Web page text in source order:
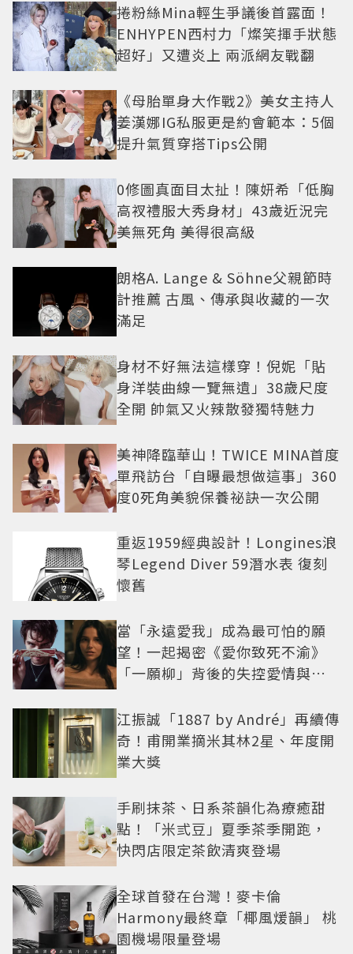
捲粉絲Mina輕生爭議後首露面！
ENHYPEN西村力「燦笑揮手狀態
超好」又遭炎上 兩派網友戰翻
《母胎單身大作戰2》美女主持人
姜漢娜IG私服更是約會範本：5個
提升氣質穿搭Tips公開
0修圖真面目太扯！陳妍希「低胸
高衩禮服大秀身材」43歲近況完
美無死角 美得很高級
朗格A. Lange & Söhne父親節時
計推薦 古風、傳承與收藏的一次
滿足
身材不好無法這樣穿！倪妮「貼
身洋裝曲線一覽無遺」38歲尺度
全開 帥氣又火辣散發獨特魅力
美神降臨華山！TWICE MINA首度
單飛訪台「自曝最想做這事」360
度0死角美貌保養祕訣一次公開
重返1959經典設計！Longines浪
琴Legend Diver 59潛水表 復刻
懷舊
當「永遠愛我」成為最可怕的願
望！一起揭密《愛你致死不渝》
「一願柳」背後的失控愛情與爆
江振誠「1887 by André」再續傳
奇！甫開業摘米其林2星、年度開
業大獎
手刷抹茶、日系茶韻化為療癒甜
點！「米弎豆」夏季茶季開跑，
快閃店限定茶飲清爽登場
全球首發在台灣！麥卡倫
Harmony最終章「椰風煖韻」 桃
園機場限量登場